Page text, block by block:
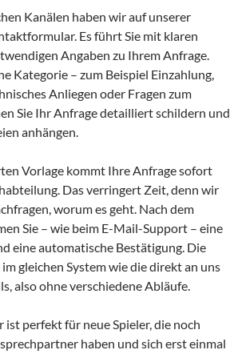
Kanälen haben wir auf unserer
Es führt Sie mit klaren
Angaben zu Ihrem Anfrage.
Kategorie – zum Beispiel Einzahlung,
Anliegen oder Fragen zum
Sie Ihr Anfrage detailliert schildern und
anhängen.
Vorlage kommt Ihre Anfrage sofort
Das verringert Zeit, denn wir
worum es geht. Nach dem
Sie – wie beim E-Mail-Support – eine
eine automatische Bestätigung. Die
gleichen System wie die direkt an uns
also ohne verschiedene Abläufe.
perfekt für neue Spieler, die noch
haben und sich erst einmal